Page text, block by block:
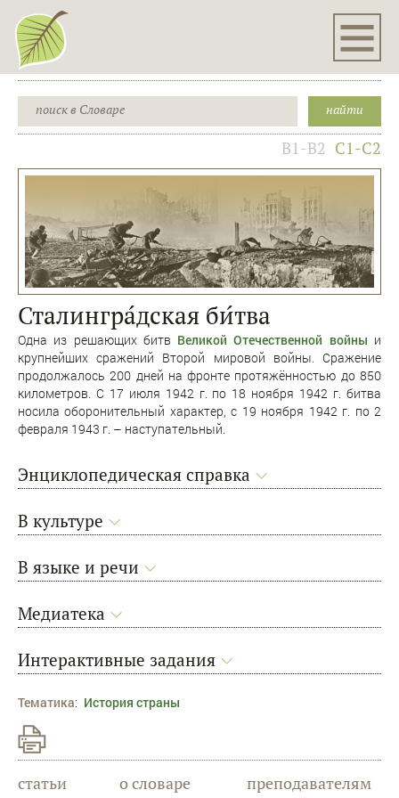
B1-B2 C1-C2
Сталингра́дская би́тва
Одна из решающих битв Великой Отечественной войны и
крупнейших сражений Второй мировой войны. Сражение
продолжалось 200 дней на фронте протяжённостью до 850
километров. С 17 июля 1942 г. по 18 ноября 1942 г. битва
носила оборонительный характер, с 19 ноября 1942 г. по 2
февраля 1943 г. – наступательный.
Энциклопедическая справка
В культуре
В языке и речи
Медиатека
Интерактивные задания
Тематика: История страны
статьи
о словаре
преподавателям